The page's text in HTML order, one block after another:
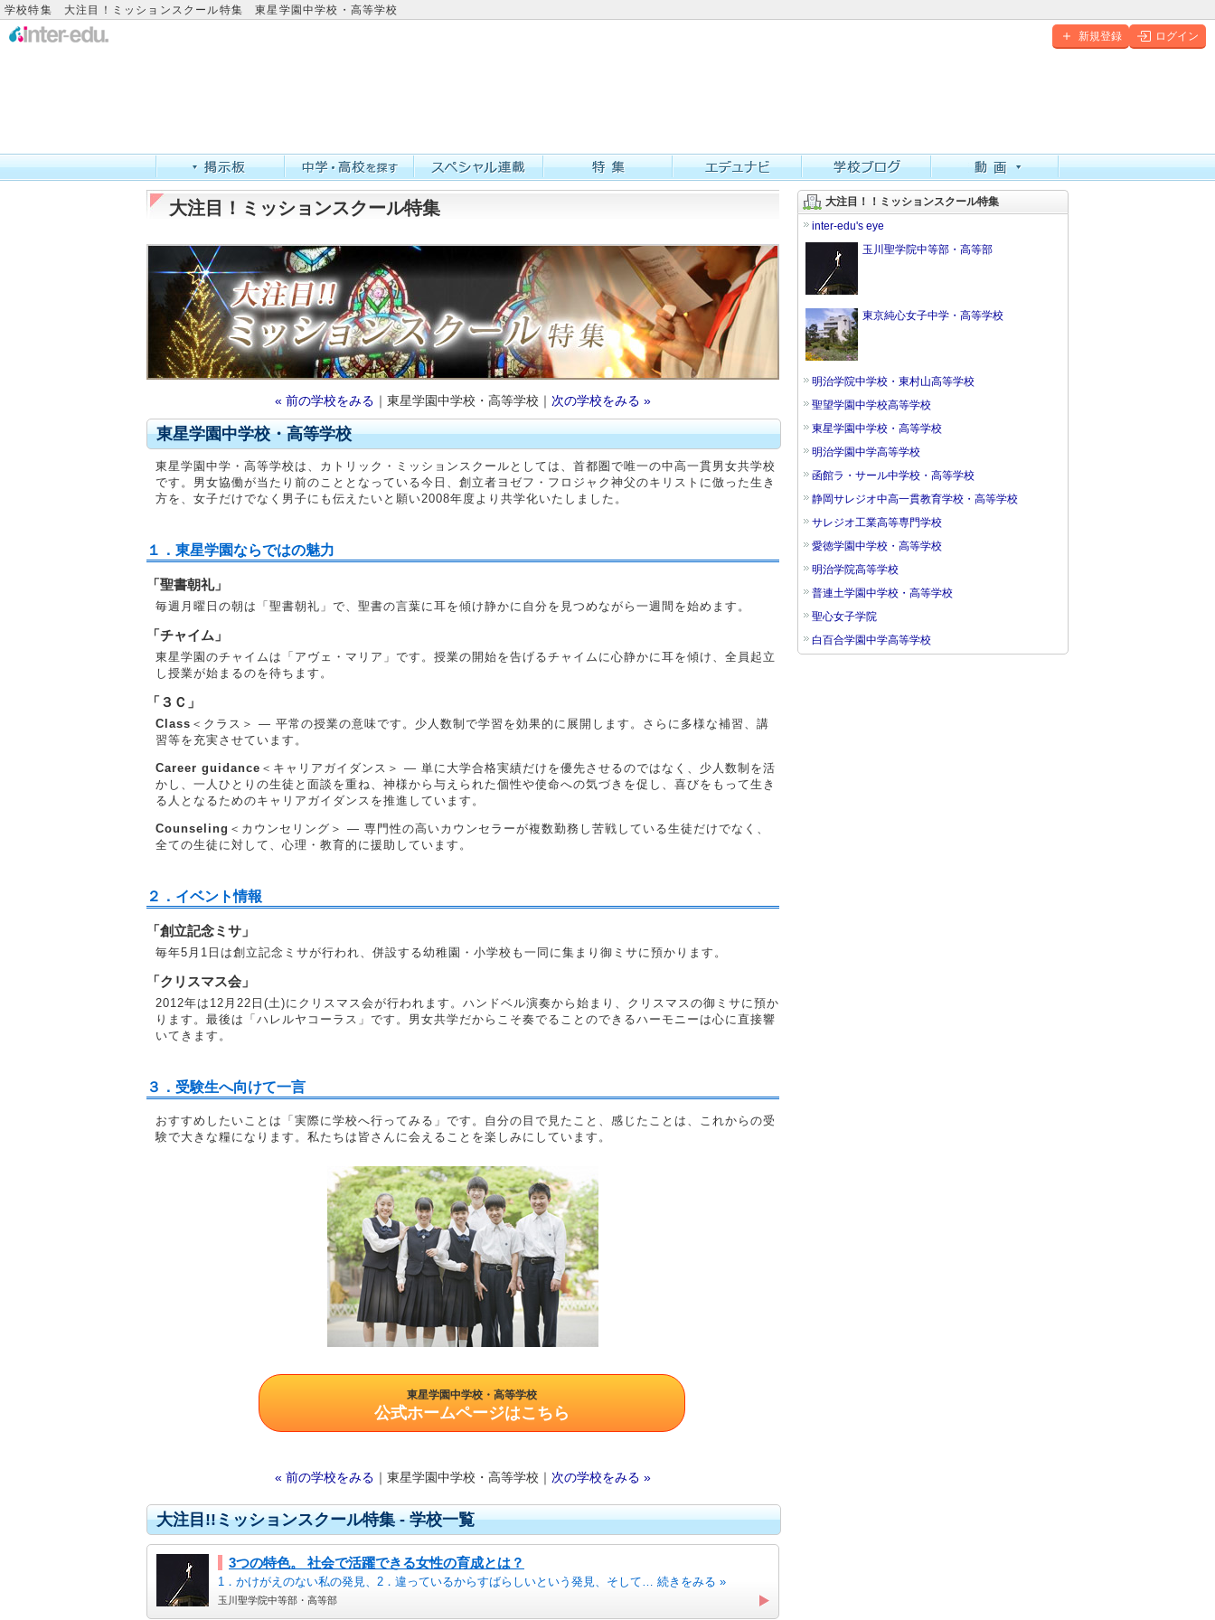
学校特集 大注目！ミッションスクール特集 東星学園中学校・高等学校
新規登録 ログイン
大注目！ミッションスクール特集
« 前の学校をみる ｜東星学園中学校・高等学校｜ 次の学校をみる »
東星学園中学校・高等学校
東星学園中学・高等学校は、カトリック・ミッションスクールとしては、首都圏で唯一の中高一貫男女共学校
です。男女協働が当たり前のこととなっている今日、創立者ヨゼフ・フロジャク神父のキリストに倣った生き
方を、女子だけでなく男子にも伝えたいと願い2008年度より共学化いたしました。
１．東星学園ならではの魅力
「聖書朝礼」
毎週月曜日の朝は「聖書朝礼」で、聖書の言葉に耳を傾け静かに自分を見つめながら一週間を始めます。
「チャイム」
東星学園のチャイムは「アヴェ・マリア」です。授業の開始を告げるチャイムに心静かに耳を傾け、全員起立
し授業が始まるのを待ちます。
「３Ｃ」
Class ＜クラス＞ ― 平常の授業の意味です。少人数制で学習を効果的に展開します。さらに多様な補習、講
習等を充実させています。
Career guidance ＜キャリアガイダンス＞ ― 単に大学合格実績だけを優先させるのではなく、少人数制を活
かし、一人ひとりの生徒と面談を重ね、神様から与えられた個性や使命への気づきを促し、喜びをもって生き
る人となるためのキャリアガイダンスを推進しています。
Counseling ＜カウンセリング＞ ― 専門性の高いカウンセラーが複数勤務し苦戦している生徒だけでなく、
全ての生徒に対して、心理・教育的に援助しています。
２．イベント情報
「創立記念ミサ」
毎年5月1日は創立記念ミサが行われ、併設する幼稚園・小学校も一同に集まり御ミサに預かります。
「クリスマス会」
2012年は12月22日(土)にクリスマス会が行われます。ハンドベル演奏から始まり、クリスマスの御ミサに預か
ります。最後は「ハレルヤコーラス」です。男女共学だからこそ奏でることのできるハーモニーは心に直接響
いてきます。
３．受験生へ向けて一言
おすすめしたいことは「実際に学校へ行ってみる」です。自分の目で見たこと、感じたことは、これからの受
験で大きな糧になります。私たちは皆さんに会えることを楽しみにしています。
東星学園中学校・高等学校
公式ホームページはこちら
« 前の学校をみる ｜東星学園中学校・高等学校｜ 次の学校をみる »
大注目!!ミッションスクール特集 - 学校一覧
3つの特色。 社会で活躍できる女性の育成とは？
1．かけがえのない私の発見、2．違っているからすばらしいという発見、そして… 続きをみる »
玉川聖学院中等部・高等部
大注目！！ミッションスクール特集
inter-edu's eye
玉川聖学院中等部・高等部
東京純心女子中学・高等学校
明治学院中学校・東村山高等学校
聖望学園中学校高等学校
東星学園中学校・高等学校
明治学園中学高等学校
函館ラ・サール中学校・高等学校
静岡サレジオ中高一貫教育学校・高等学校
サレジオ工業高等専門学校
愛徳学園中学校・高等学校
明治学院高等学校
普連土学園中学校・高等学校
聖心女子学院
白百合学園中学高等学校